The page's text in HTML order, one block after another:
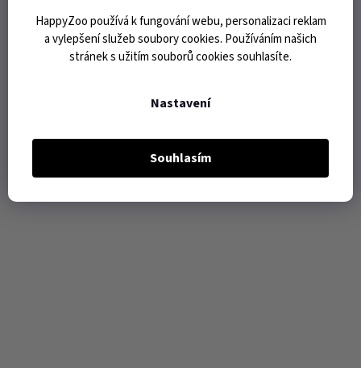
HappyZoo používá k fungování webu, personalizaci reklam
a vylepšení služeb soubory cookies. Používáním našich
stránek s užitím souborů cookies souhlasíte.
Nastavení
Souhlasím